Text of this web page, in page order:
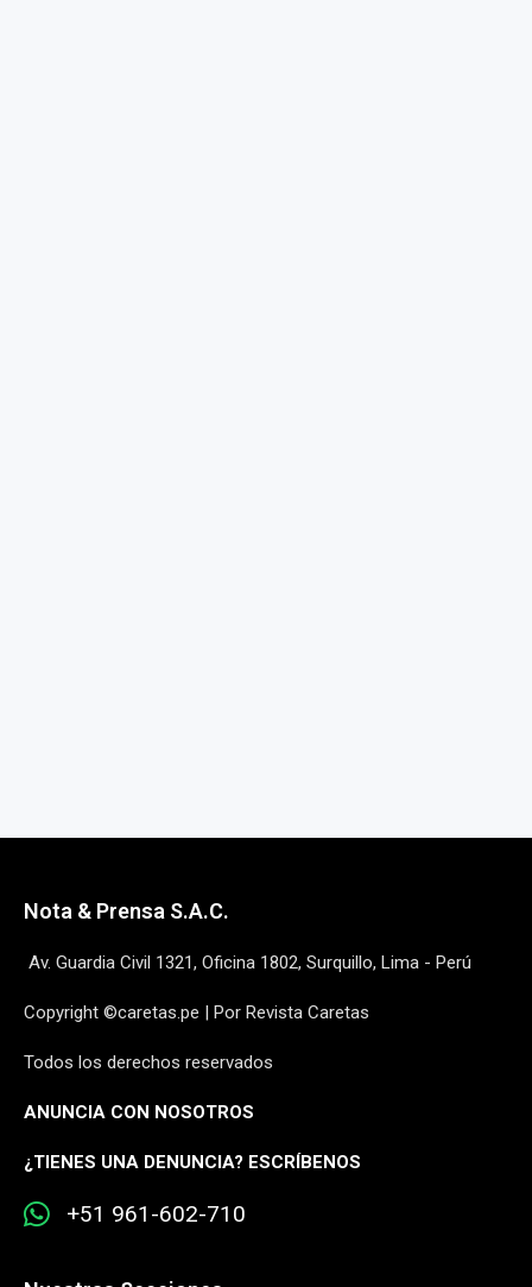
Nota & Prensa S.A.C.
Av. Guardia Civil 1321, Oficina 1802, Surquillo, Lima - Perú
Copyright ©caretas.pe | Por Revista Caretas
Todos los derechos reservados
ANUNCIA CON NOSOTROS
¿TIENES UNA DENUNCIA? ESCRÍBENOS
+51 961-602-710